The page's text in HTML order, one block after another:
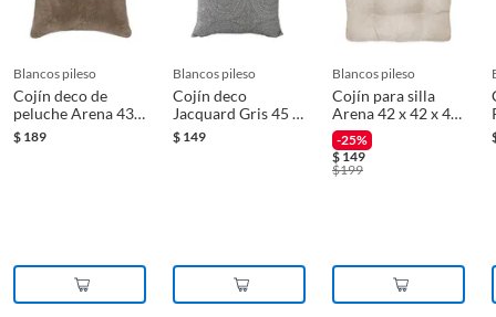
blancos pileso
Cojín deco de
peluche Arena 43 x
43 cm
$ 189
blancos pileso
Cojín deco
Jacquard Gris 45 x
45 cm
$ 149
blancos pileso
Cojín para silla
Arena 42 x 42 x 4
cm
-25%
$149
$199